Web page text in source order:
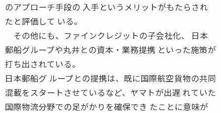
のアプローチ手段の 入手というメリットがもたらされ
たと評価して いる。
その他にも、ファインクレジットの子会社化、 日本
郵船グループや丸井との資本・業務提携 といった施策が
打ち出されている。
日本郵船グ ループとの提携は、既に国際航空貨物の共同
混載をスタートさせているなど、ヤマトが出遅 れていた
国際物流分野での足がかりを確保でき たことに意味が